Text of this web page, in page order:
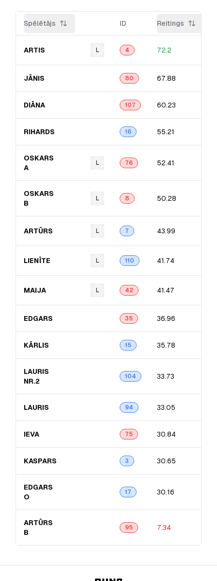
Spēlētājs ID Reitings
ARTIS L 4 72.2
JĀNIS 80 67.88
DIĀNA 107 60.23
RIHARDS 16 55.21
OSKARS
A
L 76 52.41
OSKARS
B
L 8 50.28
ARTŪRS L 7 43.99
LIENĪTE L 110 41.74
MAIJA L 42 41.47
EDGARS 35 36.96
KĀRLIS 15 35.78
LAURIS
NR.2
104 33.73
LAURIS 94 33.05
IEVA 75 30.84
KASPARS 3 30.65
EDGARS
O
17 30.16
ARTŪRS
B
95 7.34